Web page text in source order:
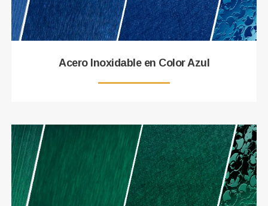
Acero Inoxidable en Color Azul